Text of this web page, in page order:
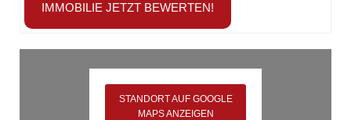
IMMOBILIE JETZT BEWERTEN!
STANDORT AUF GOOGLE
MAPS ANZEIGEN